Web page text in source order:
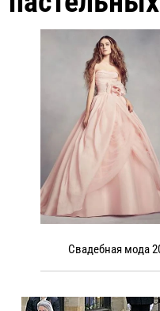
Свадебная мода